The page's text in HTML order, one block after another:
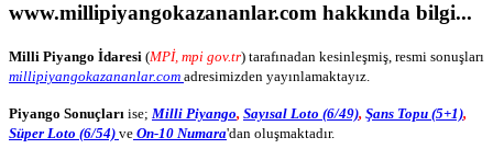
www.millipiyangokazananlar.com hakkında bilgi...
Milli Piyango İdaresi (MPİ, mpi gov.tr) tarafınadan kesinleşmiş, resmi sonuşları
millipiyangokazananlar.com adresimizden yayınlamaktayız.
Piyango Sonuçları ise; Milli Piyango, Sayısal Loto (6/49), Şans Topu (5+1),
Süper Loto (6/54) ve On-10 Numara'dan oluşmaktadır.